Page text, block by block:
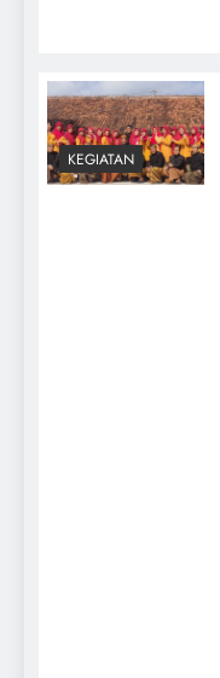
KEGIATAN